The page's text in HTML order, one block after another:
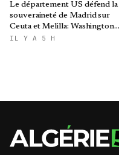
Le département US défend la
souveraineté de Madrid sur
Ceuta et Melilla: Washington
refroidit les ambitions
IL Y A 5 H